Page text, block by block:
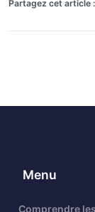
Partagez cet article :
Menu
Comprendre